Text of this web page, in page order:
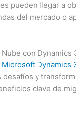
pueden llegar a
del mercado o
con Dynamics
Dynamics
y
clave de